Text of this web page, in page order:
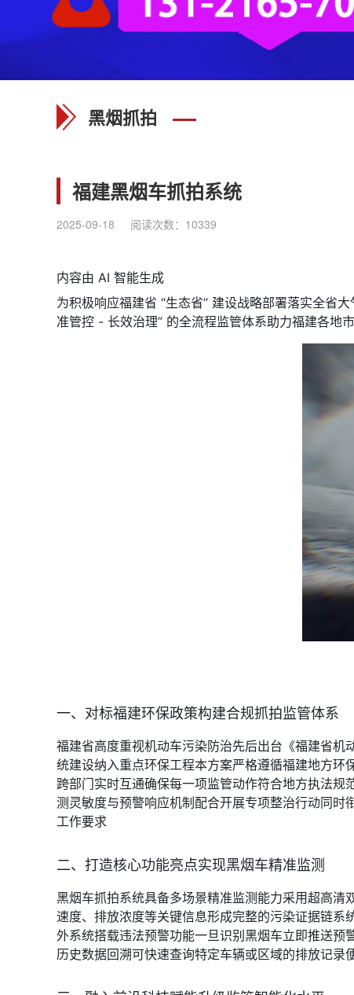
黑烟抓拍
福建黑烟车抓拍系统
2025-09-18 阅读次数： 10339
内容由 AI 智能生成
为积极响应福建省 “生态省” 建设战略部署落实全省
准管控 - 长效治理” 的全流程监管体系助力福建各地
一、对标福建环保政策构建合规抓拍监管体系
福建省高度重视机动车污染防治先后出台《福建省
统建设纳入重点环保工程本方案严格遵循福建地方
跨部门实时互通确保每一项监管动作符合地方执法
测灵敏度与预警响应机制配合开展专项整治行动同时
工作要求
二、打造核心功能亮点实现黑烟车精准监测
黑烟车抓拍系统具备多场景精准监测能力采用超高
速度、排放浓度等关键信息形成完整的污染证据链
外系统搭载违法预警功能一旦识别黑烟车立即推送
历史数据回溯可快速查询特定车辆或区域的排放记录